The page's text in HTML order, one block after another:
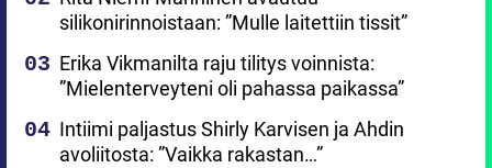
silikonirinnoistaan: ”Mulle laitettiin tissit”
Erika Vikmanilta raju tilitys voinnista:
”Mielenterveyteni oli pahassa paikassa”
Intiimi paljastus Shirly Karvisen ja Ahdin
avoliitosta: ”Vaikka rakastan…”